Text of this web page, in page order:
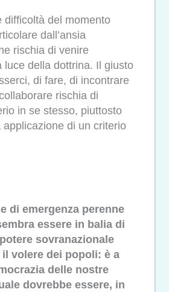
difficoltà del momento
dall’ansia
rischia di venire
luce della dottrina. Il giusto
di fare, di incontrare
rischia di
in se stesso, piuttosto
applicazione di un criterio
di emergenza perenne
essere in balia di
sovranazionale
volere dei popoli: è a
delle nostre
dovrebbe essere, in